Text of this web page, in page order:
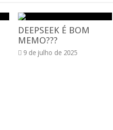
DEEPSEEK É BOM
MEMO???
9 de julho de 2025